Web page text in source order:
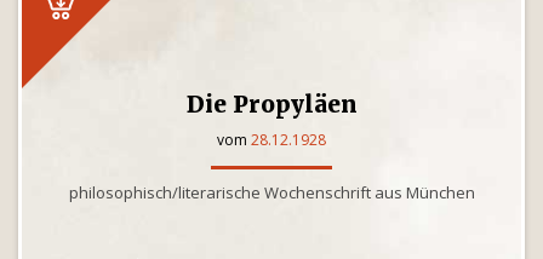
Die Propyläen
vom 28.12.1928
philosophisch/literarische Wochenschrift aus München